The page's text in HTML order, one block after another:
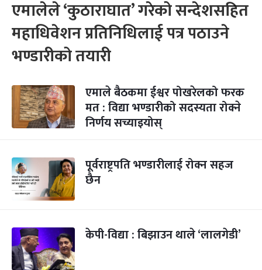
एमालेले ‘कुठाराघात’ गरेको सन्देशसहित
महाधिवेशन प्रतिनिधिलाई पत्र पठाउने
भण्डारीको तयारी
एमाले बैठकमा ईश्वर पोखरेलको फरक
मत : विद्या भण्डारीको सदस्यता रोक्ने
निर्णय सच्याइयोस्
पूर्वराष्ट्रपति भण्डारीलाई रोक्न सहज
छैन
केपी-विद्या : बिझाउन थाले ‘लालगेडी’